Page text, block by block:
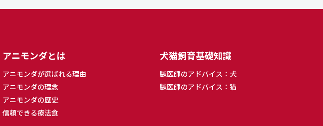
アニモンダとは
アニモンダが選ばれる理由
アニモンダの理念
アニモンダの歴史
信頼できる療法食
犬猫飼育基礎知識
獣医師のアドバイス：犬
獣医師のアドバイス：猫